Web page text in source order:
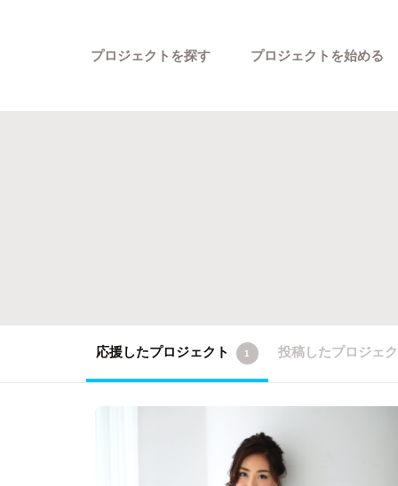
プロジェクトを探す プロジェクトを始める
応援したプロジェクト 1 投稿したプロジェ